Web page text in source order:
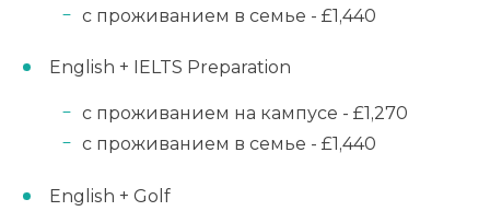
с проживанием в семье - £1,440
English + IELTS Preparation
с проживанием на кампусе - £1,270
с проживанием в семье - £1,440
English + Golf